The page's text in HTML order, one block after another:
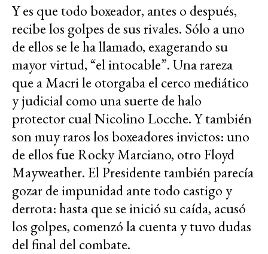
Y es que todo boxeador, antes o después,
recibe los golpes de sus rivales. Sólo a uno
de ellos se le ha llamado, exagerando su
mayor virtud, “el intocable”. Una rareza
que a Macri le otorgaba el cerco mediático
y judicial como una suerte de halo
protector cual Nicolino Locche. Y también
son muy raros los boxeadores invictos: uno
de ellos fue Rocky Marciano, otro Floyd
Mayweather. El Presidente también parecía
gozar de impunidad ante todo castigo y
derrota: hasta que se inició su caída, acusó
los golpes, comenzó la cuenta y tuvo dudas
del final del combate.